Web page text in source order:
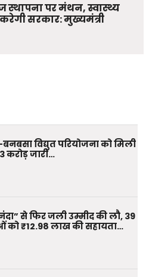
पर मंथन, स्वास्थ्य
सरकार: मुख्यमंत्री
विद्युत परियोजना को मिली
करोड़ जारी…
से फिर जली उम्मीद की लौ, 39
को ₹12.98 लाख की सहायता…